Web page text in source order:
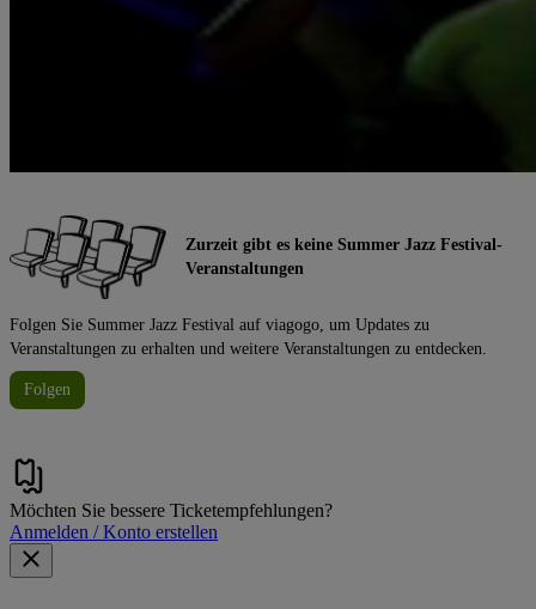
Zurzeit gibt es keine Summer Jazz Festival-
Veranstaltungen
Folgen Sie Summer Jazz Festival auf viagogo, um Updates zu
Veranstaltungen zu erhalten und weitere Veranstaltungen zu entdecken.
Folgen
Möchten Sie bessere Ticketempfehlungen?
Anmelden / Konto erstellen